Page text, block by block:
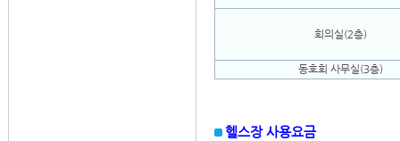
회의실(2층)
동호회 사무실(3층)
헬스장 사용요금